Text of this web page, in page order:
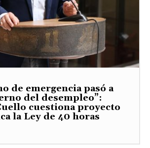
de emergencia pasó a
del desempleo”:
cuestiona proyecto
la Ley de 40 horas